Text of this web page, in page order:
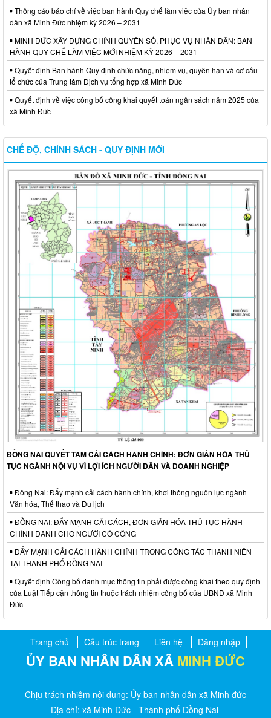
Thông cáo báo chí về việc ban hành Quy chế làm việc của Ủy ban nhân
dân xã Minh Đức nhiệm kỳ 2026 – 2031
MINH ĐỨC XÂY DỰNG CHÍNH QUYỀN SỐ, PHỤC VỤ NHÂN DÂN: BAN
HÀNH QUY CHẾ LÀM VIỆC MỚI NHIỆM KỲ 2026 – 2031
Quyết định Ban hành Quy định chức năng, nhiệm vụ, quyền hạn và cơ cấu
tổ chức của Trung tâm Dịch vụ tổng hợp xã Minh Đức
Quyết định về việc công bố công khai quyết toán ngân sách năm 2025 của
xã Minh Đức
CHẾ ĐỘ, CHÍNH SÁCH - QUY ĐỊNH MỚI
ĐỒNG NAI QUYẾT TÂM CẢI CÁCH HÀNH CHÍNH: ĐƠN GIẢN HÓA THỦ
TỤC NGÀNH NỘI VỤ VÌ LỢI ÍCH NGƯỜI DÂN VÀ DOANH NGHIỆP
Đồng Nai: Đẩy mạnh cải cách hành chính, khơi thông nguồn lực ngành
Văn hóa, Thể thao và Du lịch
ĐỒNG NAI: ĐẨY MẠNH CẢI CÁCH, ĐƠN GIẢN HÓA THỦ TỤC HÀNH
CHÍNH DÀNH CHO NGƯỜI CÓ CÔNG
ĐẨY MẠNH CẢI CÁCH HÀNH CHÍNH TRONG CÔNG TÁC THANH NIÊN
TẠI THÀNH PHỐ ĐỒNG NAI
Quyết định Công bố danh mục thông tin phải được công khai theo quy định
của Luật Tiếp cận thông tin thuộc trách nhiệm công bố của UBND xã Minh
Đức
Trang chủ Cấu trúc trang Liên hệ Đăng nhập
ỦY BAN NHÂN DÂN XÃ MINH ĐỨC
Chịu trách nhiệm nội dung: Ủy ban nhân dân xã Minh đức
Địa chỉ: xã Minh Đức - Thành phố Đồng Nai